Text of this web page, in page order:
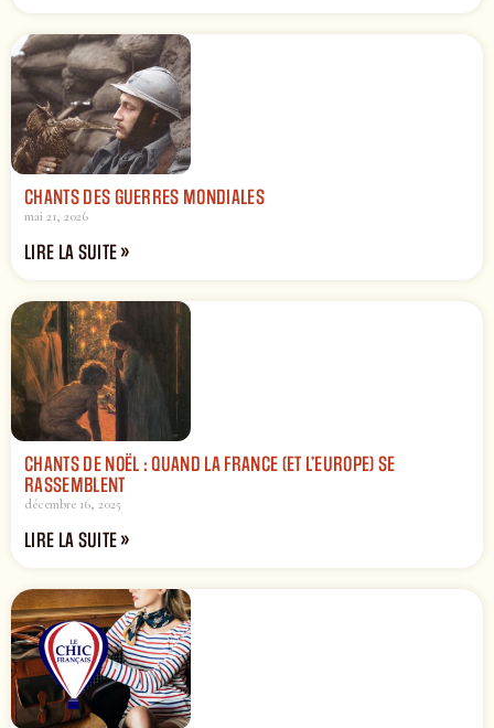
CHANTS DES GUERRES MONDIALES
mai 21, 2026
LIRE LA SUITE »
CHANTS DE NOËL : QUAND LA FRANCE (ET L’EUROPE) SE
RASSEMBLENT
décembre 16, 2025
LIRE LA SUITE »